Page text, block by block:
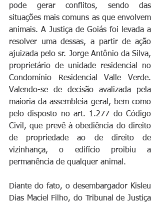
pode gerar conflitos, sendo das
situações mais comuns as que envolvem
animais. A Justiça de Goiás foi levada a
resolver uma dessas, a partir de ação
ajuizada pelo sr. Jorge Antônio da Silva,
proprietário de unidade residencial no
Condomínio Residencial Valle Verde.
Valendo-se de decisão avalizada pela
maioria da assembleia geral, bem como
pelo disposto no art. 1.277 do Código
Civil, que prevê à obediência do direito
de propriedade ao de direito de
vizinhança, o edifício proibiu a
permanência de qualquer animal.
Diante do fato, o desembargador Kisleu
Dias Maciel Filho, do Tribunal de Justiça